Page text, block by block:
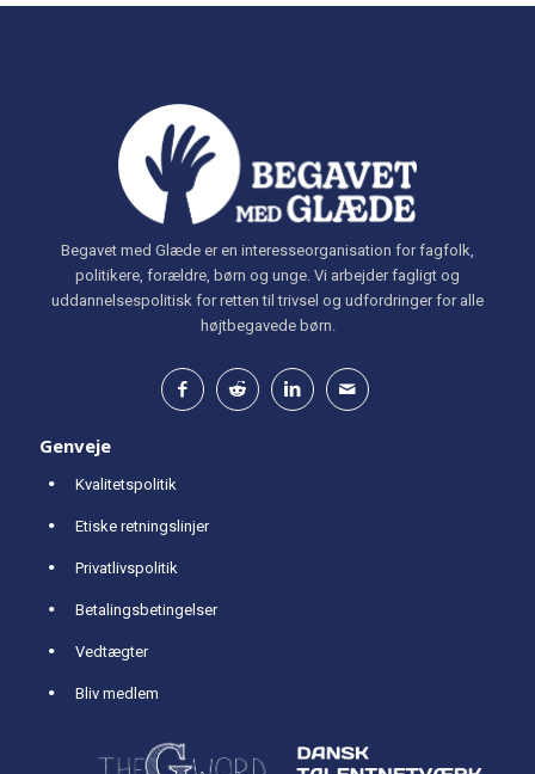
Begavet med Glæde er en interesseorganisation for fagfolk,
politikere, forældre, børn og unge. Vi arbejder fagligt og
uddannelsespolitisk for retten til trivsel og udfordringer for alle
højtbegavede børn.
Genveje
Kvalitetspolitik
Etiske retningslinjer
Privatlivspolitik
Betalingsbetingelser
Vedtægter
Bliv medlem